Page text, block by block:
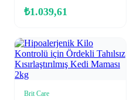
₺1.039,61
Brit Care